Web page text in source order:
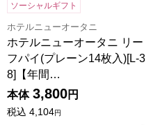
ソーシャルギフト
ホテルニューオータニ
ホテルニューオータニ リー
フパイ(プレーン14枚入)[L-3
8]【年間…
本体 3,800円
税込 4,104円